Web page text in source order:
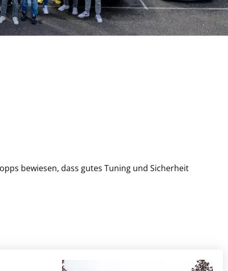
bewiesen, dass gutes Tuning und Sicherheit